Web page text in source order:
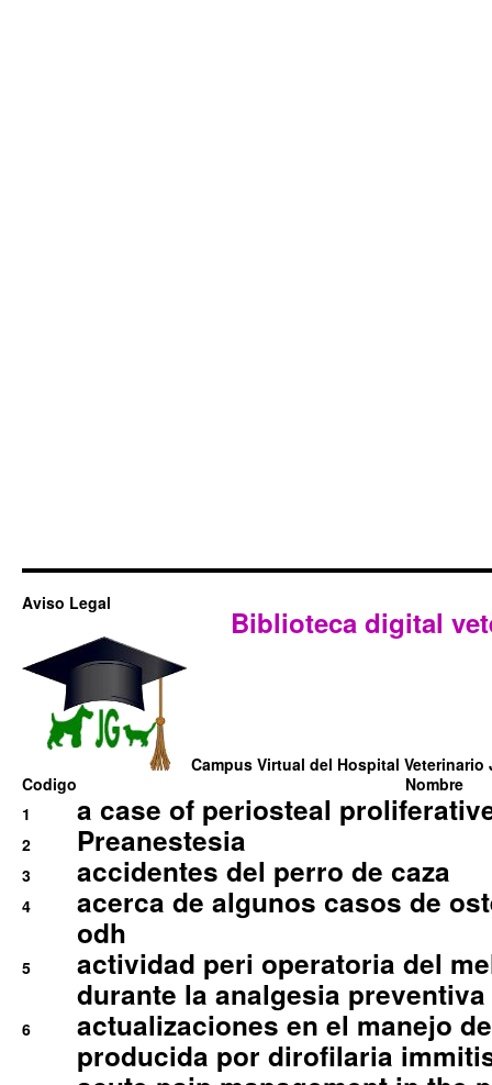
Aviso Legal
Biblioteca digital
Campus Virtual del Hospital Veterinario
Codigo
Nombre
1
a case of periosteal
2 Preanestesia
3 accidentes del perro de caza
4
acerca de algunos casos de
odh
5
actividad peri operatoria del
durante la analgesia
6
actualizaciones en el manejo
producida por dirofilaria